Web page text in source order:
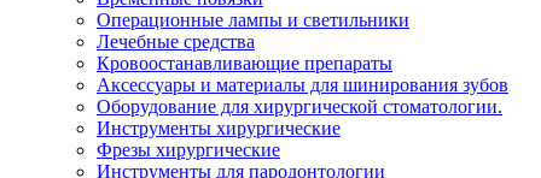
Операционные лампы и светильники
Лечебные средства
Кровоостанавливающие препараты
Аксессуары и материалы для шинирования зубов
Оборудование для хирургической стоматологии.
Инструменты хирургические
Фрезы хирургические
Инструменты для пародонтологии